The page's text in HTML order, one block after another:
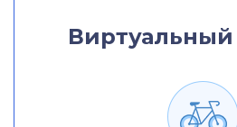
Виртуальный